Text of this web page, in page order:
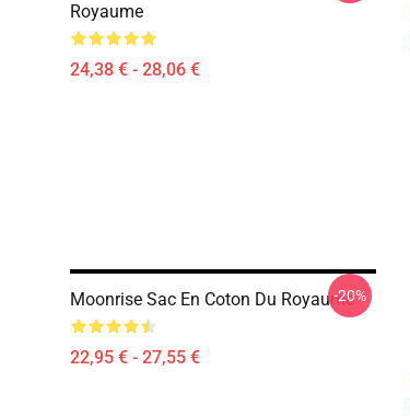
Royaume
24,38 € - 28,06 €
Moonrise Sac En Coton Du Royaume
22,95 € - 27,55 €
-20%